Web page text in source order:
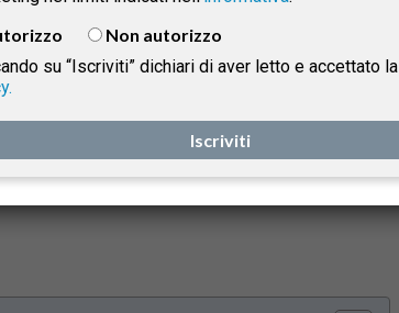
rilevare ai fini della quota spettante all’ex
titolare di assegno divorzile, ai sensi dell’art.
sola destinazione previdenziale delle somme, ma
in cui il conferimento è stato effettuato
Non autorizzo
su “Iscriviti” dichiari di aver letto e accettato la
Iscriviti